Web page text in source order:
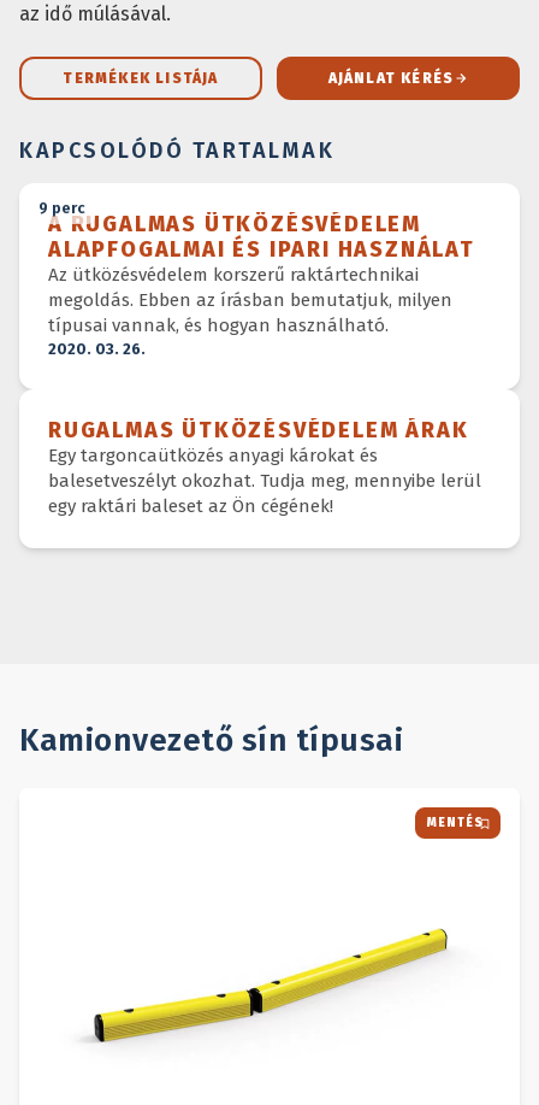
az idő múlásával.
TERMÉKEK LISTÁJA AJÁNLAT KÉRÉS
KAPCSOLÓDÓ TARTALMAK
9 perc
A RUGALMAS ÜTKÖZÉSVÉDELEM
ALAPFOGALMAI ÉS IPARI HASZNÁLAT
Az ütközésvédelem korszerű raktártechnikai
megoldás. Ebben az írásban bemutatjuk, milyen
típusai vannak, és hogyan használható.
2020. 03. 26.
RUGALMAS ÜTKÖZÉSVÉDELEM ÁRAK
Egy targoncaütközés anyagi károkat és
balesetveszélyt okozhat. Tudja meg, mennyibe lerül
egy raktári baleset az Ön cégének!
Kamionvezető sín típusai
MENTÉS